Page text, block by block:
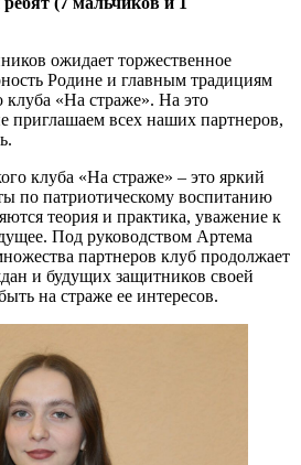
ожидает торжественное
Родине и главным традициям
клуба «На страже». На это
приглашаем всех наших партнеров,
клуба «На страже» – это яркий
по патриотическому воспитанию
теория и практика, уважение к
Под руководством Артема
партнеров клуб продолжает
и будущих защитников своей
на страже ее интересов.